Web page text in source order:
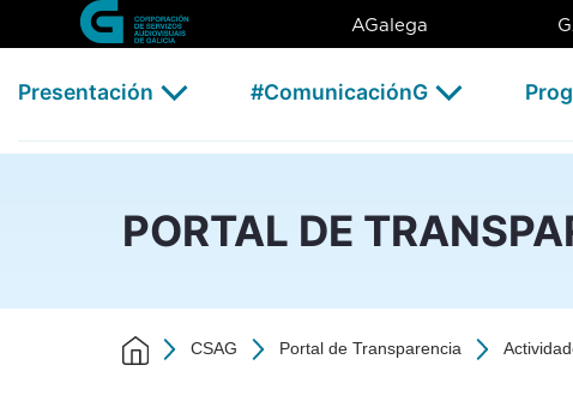
Skip to Main Content
Actividade contractual - 2021 -
AGalega
Presentación #ComunicaciónG
PORTAL DE
CSAG Portal de Transparencia